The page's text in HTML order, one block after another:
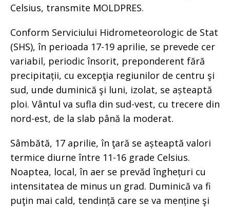
Celsius, transmite MOLDPRES.
Conform Serviciului Hidrometeorologic de Stat
(SHS), în perioada 17-19 aprilie, se prevede cer
variabil, periodic însorit, preponderent fără
precipitații, cu excepţia regiunilor de centru şi
sud, unde duminică şi luni, izolat, se așteaptă
ploi. Vântul va sufla din sud-vest, cu trecere din
nord-est, de la slab până la moderat.
Sâmbătă, 17 aprilie, în ţară se așteaptă valori
termice diurne între 11-16 grade Celsius.
Noaptea, local, în aer se prevăd înghețuri cu
intensitatea de minus un grad. Duminică va fi
puţin mai cald, tendință care se va menține şi